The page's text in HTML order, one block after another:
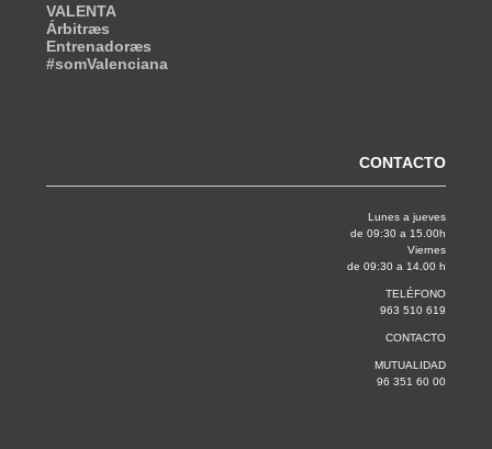
VALENTA
Árbitræs
Entrenadoræs
#somValenciana
CONTACTO
Lunes a jueves
de 09:30 a 15.00h
Viernes
de 09:30 a 14.00 h
TELÉFONO
963 510 619
CONTACTO
MUTUALIDAD
96 351 60 00